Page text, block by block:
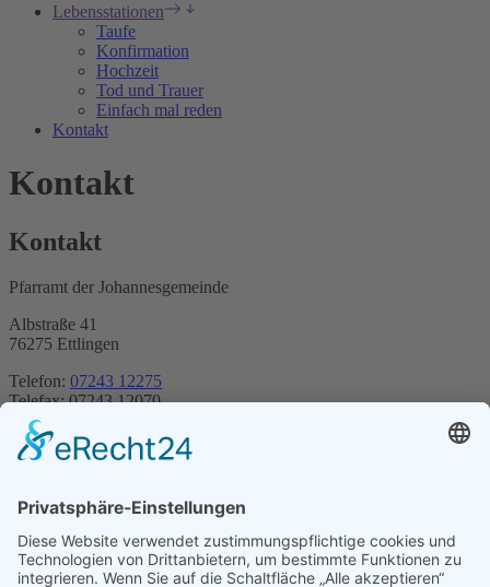
Lebensstationen
Taufe
Konfirmation
Hochzeit
Tod und Trauer
Einfach mal reden
Kontakt
Kontakt
Kontakt
Pfarramt der Johannesgemeinde
Albstraße 41
76275 Ettlingen
Telefon: 07243 12275
Telefax: 07243 12070
E-Mail:johannespfarrei@t-online.de
48.94077131823, 8.41110425
Planen Sie Ihre Route...